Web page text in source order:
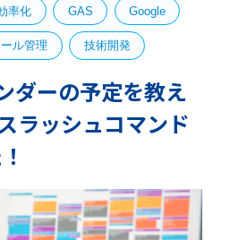
率化 GAS Google
ル管理 技術開発
ダーの予定を教え
ラッシュコマンド